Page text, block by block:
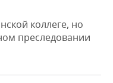
коллеге, но
преследовании